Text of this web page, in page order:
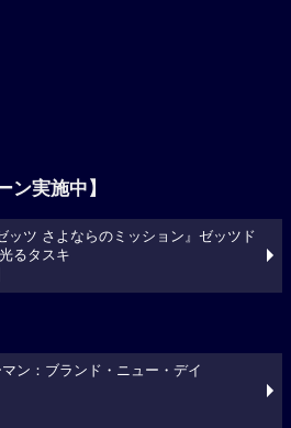
ン実施中】
ッツ さよならのミッション』ゼッツド
るタスキ
ン：ブランド・ニュー・デイ